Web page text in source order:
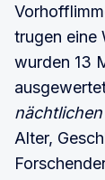
trugen eine
wurden 13
Alter,